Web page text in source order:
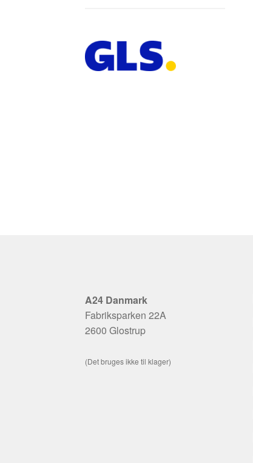
A24 Danmark
Fabriksparken 22A
2600 Glostrup
(Det bruges ikke til klager)